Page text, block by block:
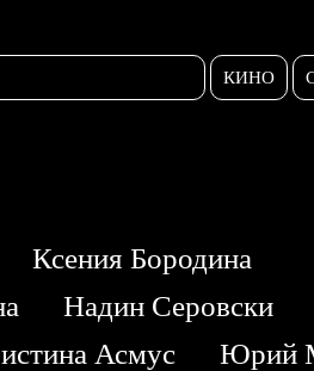
КИНО
Ксения Бородина
Надин Серовски
Асмус
Юрий